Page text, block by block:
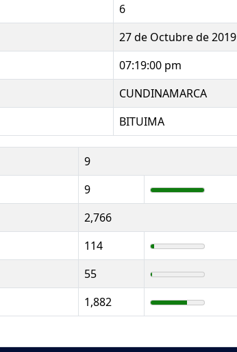
6
27 de Octubre de 2019
07:19:00 pm
CUNDINAMARCA
BITUIMA
9
9
2,766
114
55
1,882